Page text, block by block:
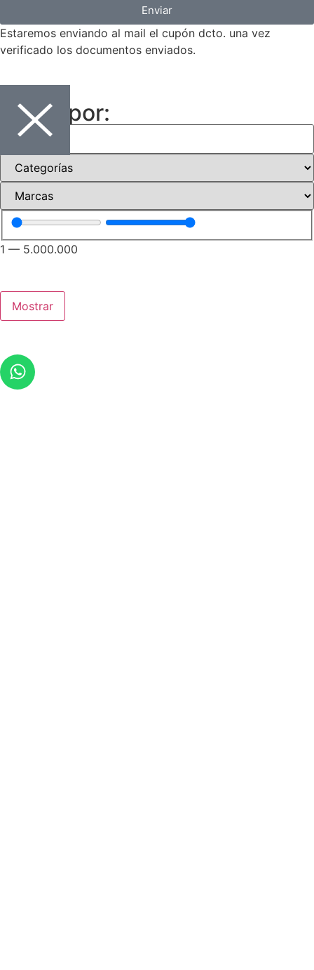
Enviar
Estaremos enviando al mail el cupón dcto. una vez
verificado los documentos enviados.
Filtrar por:
1 — 5.000.000
Mostrar